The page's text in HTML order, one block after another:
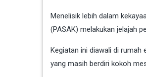
Menelisik lebih dalam
(PASAK) melakukan jelajah
Kegiatan ini diawali di rumah
yang masih berdiri kokoh